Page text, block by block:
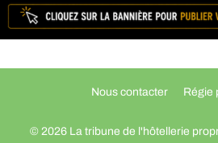
Nous contacter Régie
© 2026 La tribune de l'hôtellerie